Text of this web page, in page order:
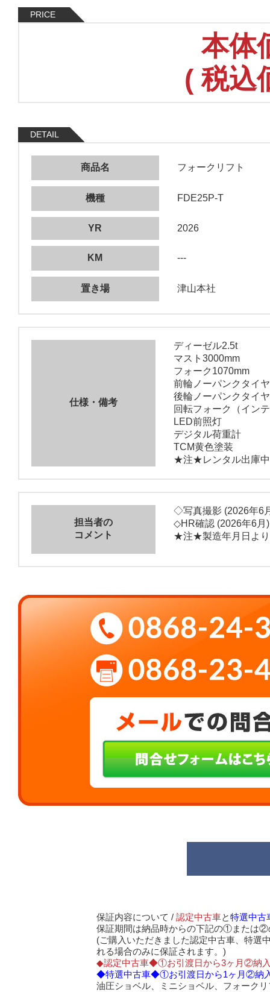
PRICE
本体
(税込
DETAIL
商品名 フォークリフト
機種 FDE25P-T
YR 2026
KM ---
置き場 津山本社
仕様・備考
ディーゼル2.5t
マスト3000mm
フォーク1070mm
前輪ノーパンクタイヤ
後輪ノーパンクタイヤ
回転フォーク（イン
LED前照灯
デジタル荷重計
TCM黄色塗装
★注★レンタル出庫中
担当者の
コメント
◇写真撮影 (2026年6
◇HR確認 (2026年6月)
★注★製造年月日より
保証内容について / 認定中古車と特選中古
保証期間は納品時からの下記の①または②
(ご購入いただきました認定中古車、特選
れる場合のみに保証されます。)
◆認定中古車◆①お引渡日から3ヶ月②納入
◆特選中古車◆①お引渡日から1ヶ月②納
油圧ショベル、ミニショベル、フォーク